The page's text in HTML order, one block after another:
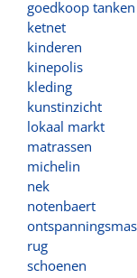
goedkoop tanken
ketnet
kinderen
kinepolis
kleding
kunstinzicht
lokaal markt
matrassen
michelin
nek
notenbaert
rug
schoenen